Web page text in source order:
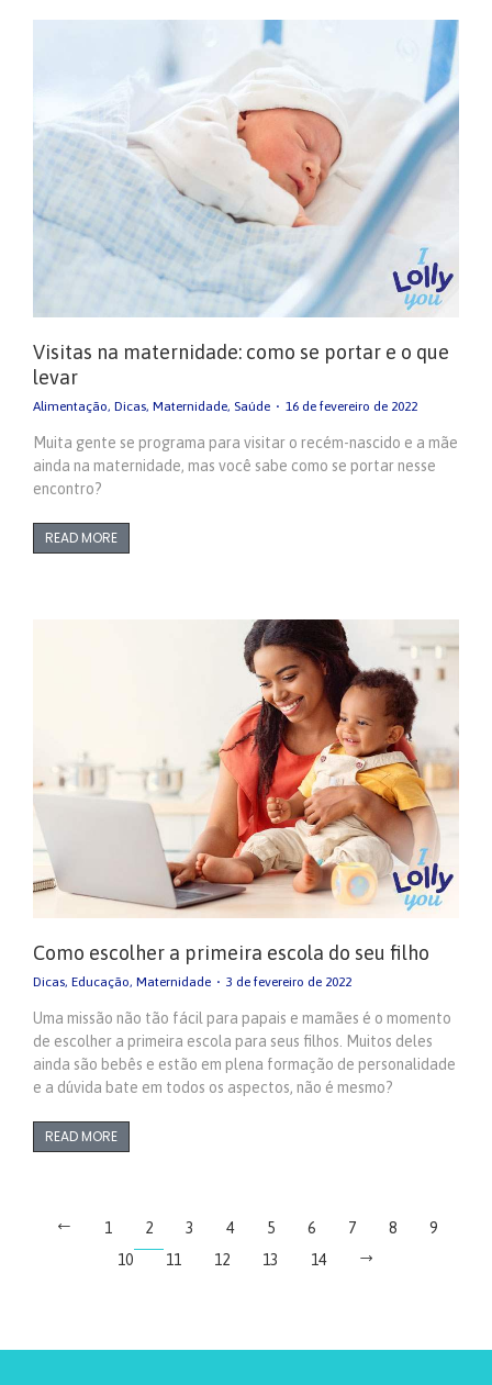
Visitas na maternidade: como se portar e o que
levar
Alimentação, Dicas, Maternidade, Saúde 16 de fevereiro de 2022
Muita gente se programa para visitar o recém-nascido e a mãe
ainda na maternidade, mas você sabe como se portar nesse
encontro?
READ MORE
Como escolher a primeira escola do seu filho
Dicas, Educação, Maternidade 3 de fevereiro de 2022
Uma missão não tão fácil para papais e mamães é o momento
de escolher a primeira escola para seus filhos. Muitos deles
ainda são bebês e estão em plena formação de personalidade
e a dúvida bate em todos os aspectos, não é mesmo?
READ MORE
1 2 3 4 5 6 7 8
9
10
11 12 13 14